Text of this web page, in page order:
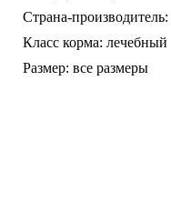
Страна-производитель:
Класс корма: лечебный
Размер: все размеры